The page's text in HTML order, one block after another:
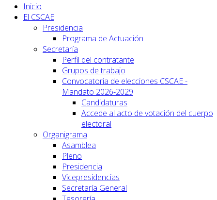
Inicio
El CSCAE
Presidencia
Programa de Actuación
Secretaría
Perfil del contratante
Grupos de trabajo
Convocatoria de elecciones CSCAE -
Mandato 2026-2029
Candidaturas
Accede al acto de votación del cuerpo
electoral
Organigrama
Asamblea
Pleno
Presidencia
Vicepresidencias
Secretaría General